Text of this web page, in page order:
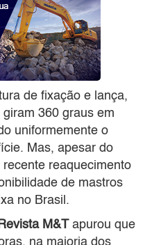
de fixação e lança,
360 graus em
uniformemente o
Mas, apesar do
reaquecimento
de mastros
no Brasil.
Revista M&T apurou que
na maioria dos